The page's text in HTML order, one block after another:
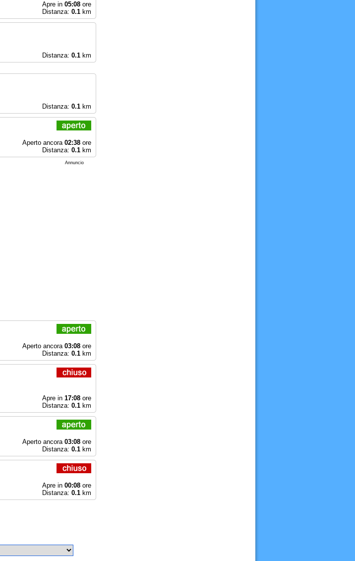
Apre in 05:08ore
Distanza: 0.1km
Distanza: 0.1km
Distanza: 0.1km
Aperto ancora 02:38ore
Distanza: 0.1km
Annuncio
Aperto ancora 03:08ore
Distanza: 0.1km
Apre in 17:08ore
Distanza: 0.1km
Aperto ancora 03:08ore
Distanza: 0.1km
Apre in 00:08ore
Distanza: 0.1km